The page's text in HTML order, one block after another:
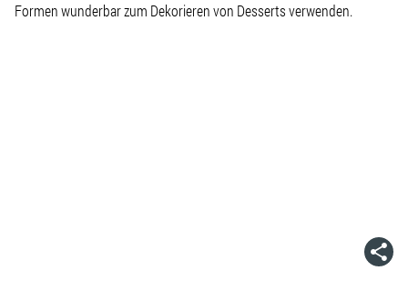
Formen wunderbar zum Dekorieren von Desserts verwenden.